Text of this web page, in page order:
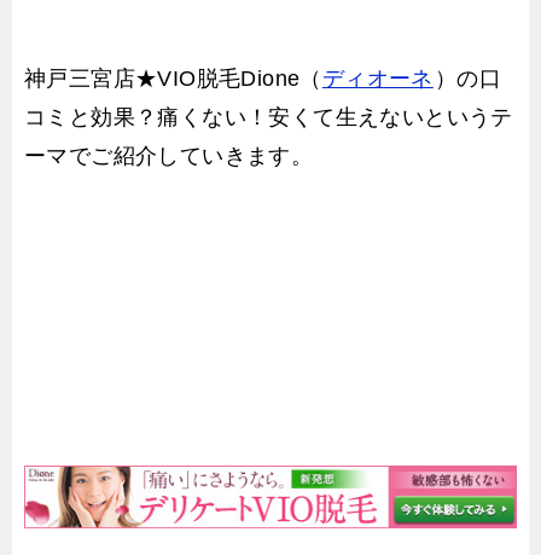
神戸三宮店★VIO脱毛Dione（ ディオーネ ）の口
コミと効果？痛くない！安くて生えないというテ
ーマでご紹介していきます。